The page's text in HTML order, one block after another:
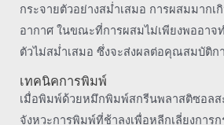
กระจายตัวอย่างสม่ำเสมอ การผสมมากเ
อากาศ ในขณะที่การผสมไม่เพียงพออาจ
ตัวไม่สม่ำเสมอ ซึ่งจะส่งผลต่อคุณสมบัติก
เทคนิคการพิมพ์
เมื่อพิมพ์ด้วยหมึกพิมพ์สกรีนพลาสติซอลส
จังหวะการพิมพ์ที่ช้าลงเพื่อหลีกเลี่ยงการ